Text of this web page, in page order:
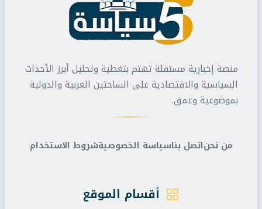
منصة إخبارية مستقلة تهتم بتغطية وتحليل أبرز الأحداث
السياسية والاقتصادية على الساحتين العربية والدولية
بموضوعية وعمق.
من نحناتصل بناسياسة الخصوصيةشروط الاستخدام
أقسام الموقع